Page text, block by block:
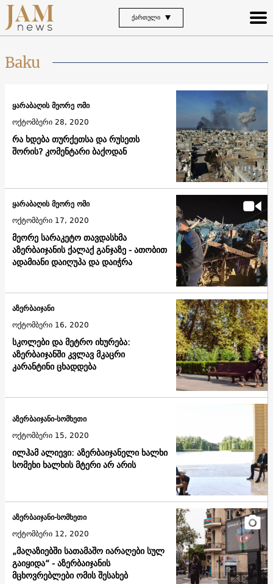
ᲥᲐᲠᲗᲣᲚᲘ
Baku
რა ხდება თურქეთსა და რუსეთს
შორის? კომენტარი ბაქოდან
ყარაბაღის მეორე ომი
ოქტომბერი 28, 2020
მეორე სარაკეტო თავდასხმა
აზერბაიჯანის ქალაქ განჯაზე - ათობით
ადამიანი დაიღუპა და დაიჭრა
ყარაბაღის მეორე ომი
ოქტომბერი 17, 2020
სკოლები და მეტრო იხურება:
აზერბაიჯანში კვლავ მკაცრი
კარანტინი ცხადდება
აზერბაიჯანი
ოქტომბერი 16, 2020
ილჰამ ალიევი: აზერბაიჯანელი ხალხი
სომეხი ხალხის მტერი არ არის
აზერბაიჯანი-სომხეთი
ოქტომბერი 15, 2020
„მაღაზიებში სათამაშო იარაღები სულ
გაიყიდა“ - აზერბაიჯანის
მცხოვრებლები ომის შესახებ
აზერბაიჯანი-სომხეთი
ოქტომბერი 12, 2020